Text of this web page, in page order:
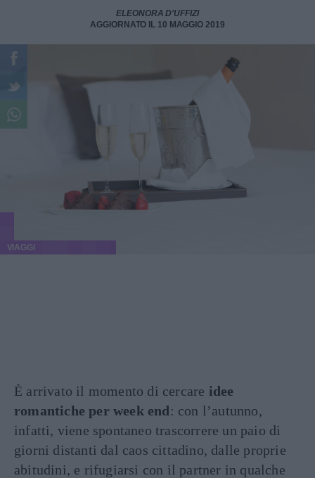
ELEONORA D'UFFIZI
AGGIORNATO IL 10 MAGGIO 2019
VIAGGI
È arrivato il momento di cercare idee
romantiche per week end: con l’autunno,
infatti, viene spontaneo trascorrere un paio di
giorni distanti dal caos cittadino, dalle proprie
abitudini, e rifugiarsi con il partner in qualche